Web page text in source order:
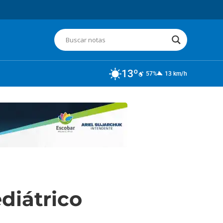
13º 57% 13 km/h